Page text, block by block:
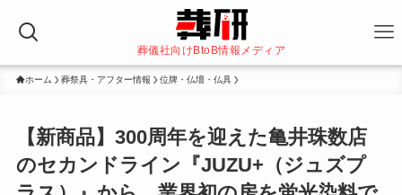
葬儀社向けBtoB情報メディア
ホーム 葬祭具・アフター情報 位牌・仏壇・仏具
【新商品】300周年を迎えた亀井珠数店
のセカンドライン『JUZU+（ジュズプ